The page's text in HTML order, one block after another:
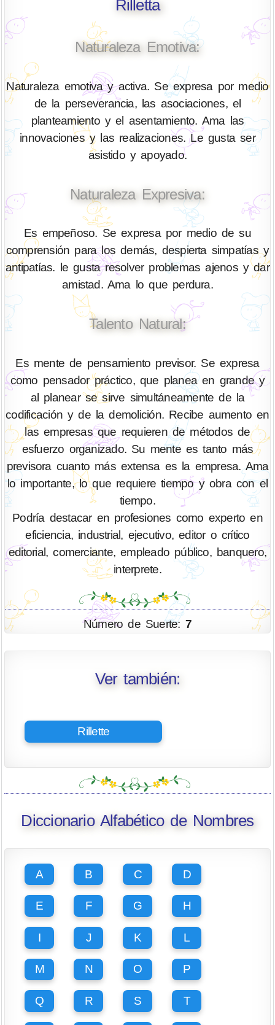
Rilletta
Naturaleza Emotiva:
Naturaleza emotiva y activa. Se expresa por medio
de la perseverancia, las asociaciones, el
planteamiento y el asentamiento. Ama las
innovaciones y las realizaciones. Le gusta ser
asistido y apoyado.
Naturaleza Expresiva:
Es empeñoso. Se expresa por medio de su
comprensión para los demás, despierta simpatías y
antipatías. le gusta resolver problemas ajenos y dar
amistad. Ama lo que perdura.
Talento Natural:
Es mente de pensamiento previsor. Se expresa
como pensador práctico, que planea en grande y
al planear se sirve simultáneamente de la
codificación y de la demolición. Recibe aumento en
las empresas que requieren de métodos de
esfuerzo organizado. Su mente es tanto más
previsora cuanto más extensa es la empresa. Ama
lo importante, lo que requiere tiempo y obra con el
tiempo.
Podría destacar en profesiones como experto en
eficiencia, industrial, ejecutivo, editor o crítico
editorial, comerciante, empleado público, banquero,
interprete.
Número de Suerte: 7
Ver también:
Rillette
Diccionario Alfabético de Nombres
A B C D
E F G H
I J K L
M N O P
Q R S T